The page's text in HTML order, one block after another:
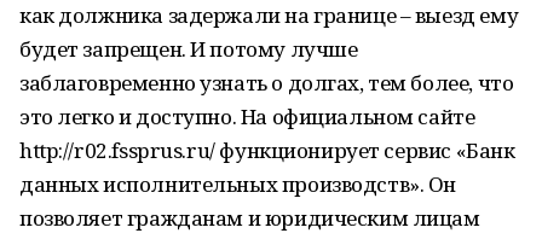
как должника задержали на границе – выезд ему
будет запрещен. И потому лучше
заблаговременно узнать о долгах, тем более, что
это легко и доступно. На официальном сайте
http://r02.fssprus.ru/ функционирует сервис «Банк
данных исполнительных производств». Он
позволяет гражданам и юридическим лицам